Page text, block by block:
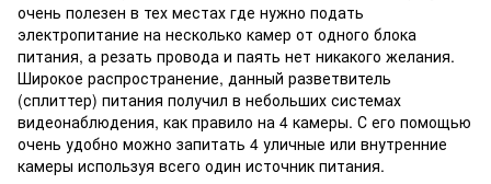
очень полезен в тех местах где нужно подать
электропитание на несколько камер от одного блока
питания, а резать провода и паять нет никакого желания.
Широкое распространение, данный разветвитель
(сплиттер) питания получил в небольших системах
видеонаблюдения, как правило на 4 камеры. С его помощью
очень удобно можно запитать 4 уличные или внутренние
камеры используя всего один источник питания.